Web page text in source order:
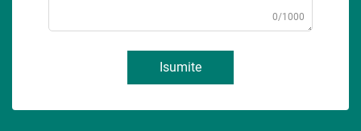
0/1000
Isumite